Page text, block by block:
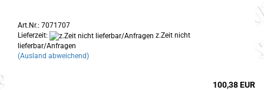
Art.Nr.: 7071707
Lieferzeit:
z.Zeit nicht
lieferbar/Anfragen
(Ausland abweichend)
100,38 EUR